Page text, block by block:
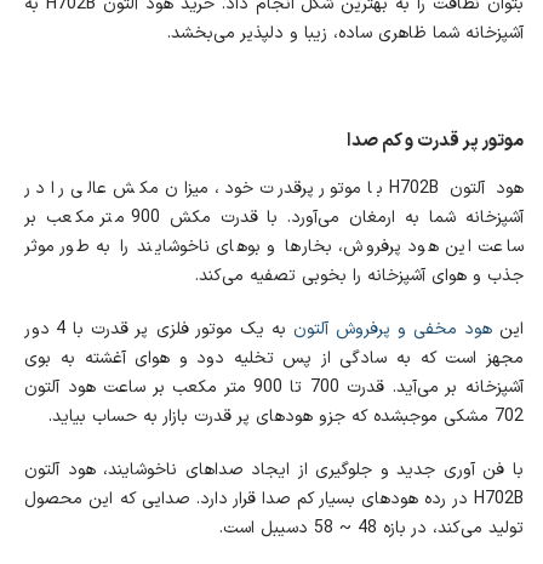
آشپزخانه شما ظاهری ساده، زیبا و دلپذیر می‌بخشد.
موتور پر قدرت و کم صدا
هود آلتون H702B با موتور پرقدرت خود، میزان مکش عالی را در
آشپزخانه شما به ارمغان می‌آورد. با قدرت مکش 900 متر مکعب بر
ساعت این هود پرفروش، بخارها و بوهای ناخوشایند را به طور موثر
جذب و هوای آشپزخانه را بخوبی تصفیه می‌کند.
اینهود مخفی و پرفروش آلتون
به یک موتور فلزی پر قدرت با 4 دور
مجهز است که به سادگی از پس تخلیه دود و هوای آغشته به بوی
آشپزخانه بر می‌آید. قدرت 700 تا 900 متر مکعب بر ساعت هود آلتون
702 مشکی موجب‎شده که جزو هود‌های پر قدرت بازار به حساب بیاید.
با فن آوری جدید و جلوگیری از ایجاد صداهای ناخوشایند، هود آلتون
H702B در رده هودهای بسیار کم صدا قرار دارد. صدایی که این محصول
تولید می‌کند، در بازه 48 ~ 58 دسیبل است.